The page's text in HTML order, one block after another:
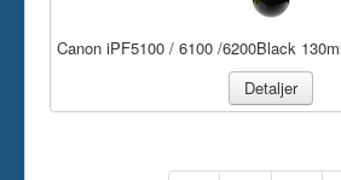
Canon iPF5100 / 6100 /6200Black 130ml
Detaljer